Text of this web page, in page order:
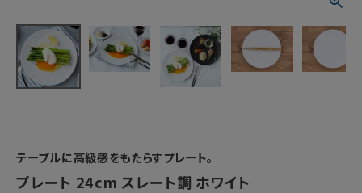
テーブルに高級感をもたらすプレート。
プレート 24cm スレート調 ホワイト